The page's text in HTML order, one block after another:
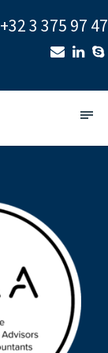
+32 3 375 97 47